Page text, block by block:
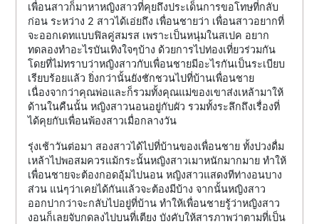
เพื่อนสาวก็มาหาหญิงสาวที่คุยถึงประเด็นการขอโทษที่กลับ
ก่อน ระหว่าง 2 สาวได้เอ่ยถึง เพื่อนชายว่า เพื่อนสาวอยากที่
จะออกเดทแบบฟิลคู่สมรส เพราะเป็นหนุ่มในสเปค อยาก
ทดลองทำอะไรบันเทิงใจๆบ้าง ด้วยการไปท่องเที่ยวร่วมกัน
โดยที่ไม่ทราบว่าหญิงสาวกับเพื่อนชายมีอะไรกันเป็นระเบียบ
เรียบร้อยแล้ว ยิ่งกว่านั้นยังชักชวนไปที่บ้านเพื่อนชาย
เนื่องจากว่าคุณพ่อและก็รวมทั้งคุณแม่ของเขาส่งเหล้ามาให้
ด้านในคืนนั้น หญิงสาวนอนอยู่กับผัว รวมทั้งระลึกถึงเรื่องที่
ได้คุยกับเพื่อนพ้องสาวเมื่อกลางวัน
รุ่งเช้าวันต่อมา สองสาวได้ไปที่บ้านของเพื่อนชาย ทั้งปวงดื่ม
เหล้าไปพอสมควรแม้กระนั้นหญิงสาวเมาหนักมากมาย ทำให้
เพื่อนชายจะต้องกอดอุ้มไปนอน หญิงสาวแสดงทีท่างอนบาง
ส่วน แน่ๆว่าเคยได้กันแล้วจะต้องมีบ้าง จากนั้นหญิงสาว
ออกปากว่าจะกลับไปอยู่ที่บ้าน ทำให้เพื่อนชายรู้ว่าหญิงสาว
งอนก็เลยจับกดลงไปบนที่เตียง บังคับให้สารภาพว่าตามที่เป็น